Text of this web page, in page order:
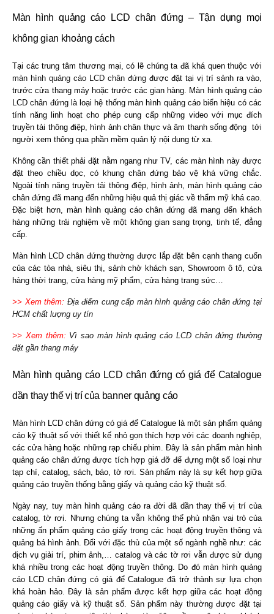
Màn hình quảng cáo LCD chân đứng – Tận dụng mọi
không gian khoảng cách
Tại các trung tâm thương mại, có lẽ chúng ta đã khá quen thuộc với
màn hình quảng cáo LCD chân đứngđược đặt tại vị trí sảnh ra vào,
trước cửa thang máy hoặc trước các gian hàng. Màn hình quảng cáo
LCD chân đứng là loại hệ thống màn hình quảng cáo biển hiệu có các
tính năng linh hoạt cho phép cung cấp những video với mục đích
truyền tải thông điệp, hình ảnh chân thực và âm thanh sống động tới
người xem thông qua phần mềm quản lý nội dung từ xa.
Không cần thiết phải đặt nằm ngang như TV, các màn hình này được
đặt theo chiều dọc, có khung chân đứng bảo vệ khá vững chắc.
Ngoài tính năng truyền tải thông điệp, hình ảnh, màn hình quảng cáo
chân đứng đã mang đến những hiệu quả thị giác về thẩm mỹ khá cao.
Đặc biệt hơn, màn hình quảng cáo chân đứng đã mang đến khách
hàng những trải nghiệm về một không gian sang trọng, tinh tế, đẳng
cấp.
Màn hình LCD chân đứng thường được lắp đặt bên cạnh thang cuốn
của các tòa nhà, siêu thị, sảnh chờ khách sạn, Showroom ô tô, cửa
hàng thời trang, cửa hàng mỹ phẩm, cửa hàng trang sức…
>> Xem thêm: Địa điểm cung cấp màn hình quảng cáo chân đứng tại
HCM chất lượng uy tín
>> Xem thêm: Vì sao màn hình quảng cáo LCD chân đứng thường
đặt gần thang máy
Màn hình quảng cáo LCD chân đứng có giá để Catalogue
dần thay thế vị trí của banner quảng cáo
Màn hình LCD chân đứng có giá để Catalogue là một sản phẩm quảng
cáo kỹ thuật số với thiết kế nhỏ gọn thích hợp với các doanh nghiệp,
các cửa hàng hoặc những rạp chiếu phim. Đây là sản phẩm màn hình
quảng cáo chân đứng được tích hợp giá đỡ để đựng một số loại như
tạp chí, catalog, sách, báo, tờ rơi. Sản phẩm này là sự kết hợp giữa
quảng cáo truyền thống bằng giấy và quảng cáo kỹ thuật số.
Ngày nay, tuy màn hình quảng cáo ra đời đã dần thay thế vị trí của
catalog, tờ rơi. Nhưng chúng ta vẫn không thể phủ nhận vai trò của
những ấn phẩm quảng cáo giấy trong các hoạt động truyền thông và
quảng bá hình ảnh. Đối với đặc thù của một số ngành nghề như: các
dịch vụ giải trí, phim ảnh,… catalog và các tờ rơi vẫn được sử dụng
khá nhiều trong các hoạt động truyền thông. Do đó màn hình quảng
cáo LCD chân đứng có giá để Catalogue đã trở thành sự lựa chọn
khá hoàn hảo. Đây là sản phẩm được kết hợp giữa các hoạt động
quảng cáo giấy và kỹ thuật số. Sản phẩm này thường được đặt tại